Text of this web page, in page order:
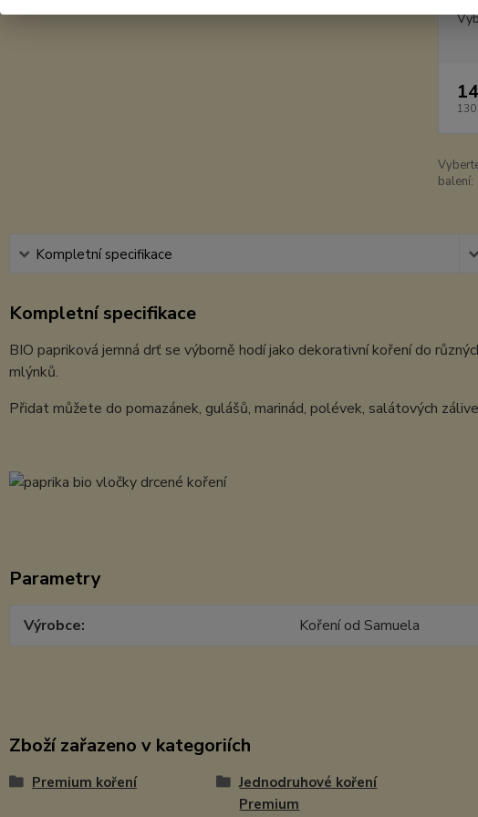
130
balení:
Kompletní specifikace
Kompletní specifikace
BIO papriková jemná drť se výborně hodí jako dekorativní koření do
mlýnků.
Přidat můžete do pomazánek, gulášů, marinád, polévek, salátových
Parametry
Výrobce Koření od Samuela
Zboží zařazeno v kategoriích
Premium koření
Jednodruhové koření
Premium